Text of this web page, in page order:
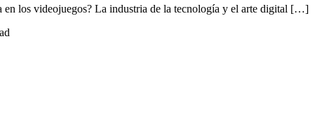
los videojuegos? La industria de la tecnología y el arte digital […]